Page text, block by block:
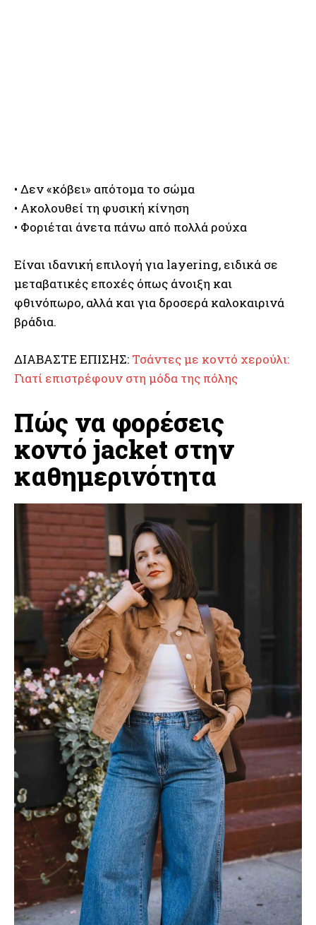
• Δεν «κόβει» απότομα το σώμα
• Ακολουθεί τη φυσική κίνηση
• Φοριέται άνετα πάνω από πολλά ρούχα
Είναι ιδανική επιλογή για layering, ειδικά σε
μεταβατικές εποχές όπως άνοιξη και
φθινόπωρο, αλλά και για δροσερά καλοκαιρινά
βράδια.
ΔΙΑΒΑΣΤΕ ΕΠΙΣΗΣ: Τσάντες με κοντό χερούλι:
Γιατί επιστρέφουν στη μόδα της πόλης
Πώς να φορέσεις
κοντό jacket στην
καθημερινότητα